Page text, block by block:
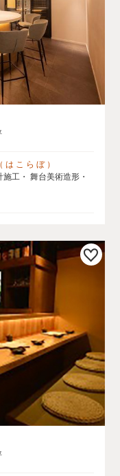
こ ら ぼ ）
工・ 舞台美術造形・